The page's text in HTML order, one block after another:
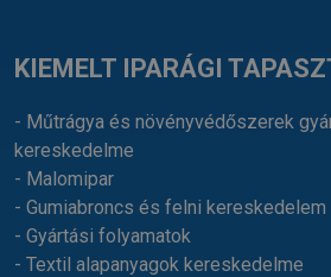
KIEMELT IPARÁGI
- Műtrágya és növényvédőszerek
kereskedelme
- Malomipar
- Gumiabroncs és felni kereskedelem
- Gyártási folyamatok
- Textil alapanyagok kereskedelme